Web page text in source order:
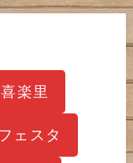
楽里
ェスタ